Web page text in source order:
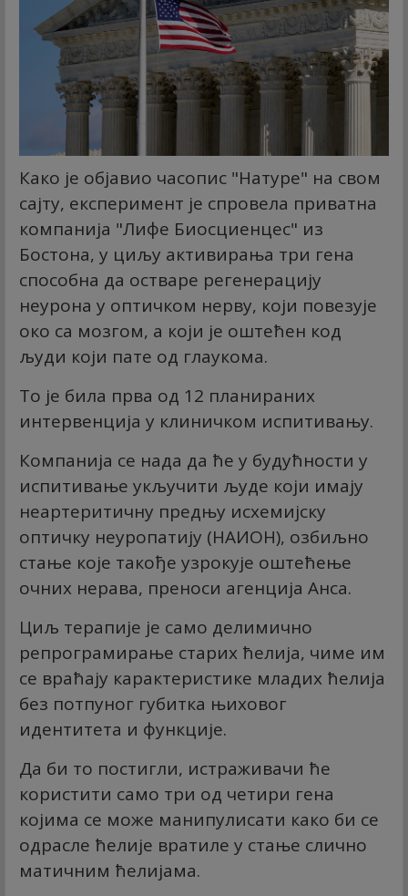
Како је објавио часопис "Натуре" на свом
сајту, експеримент је спровела приватна
компанија "Лифе Биосциенцес" из
Бостона, у циљу активирања три гена
способна да остваре регенерацију
неурона у оптичком нерву, који повезује
око са мозгом, а који је оштећен код
људи који пате од глаукома.
То је била прва од 12 планираних
интервенција у клиничком испитивању.
Компанија се нада да ће у будућности у
испитивање укључити људе који имају
неартеритичну предњу исхемијску
оптичку неуропатију (НАИОН), озбиљно
стање које такође узрокује оштећење
очних нерава, преноси агенција Анса.
Циљ терапије је само делимично
репрограмирање старих ћелија, чиме им
се враћају карактеристике младих ћелија
без потпуног губитка њиховог
идентитета и функције.
Да би то постигли, истраживачи ће
користити само три од четири гена
којима се може манипулисати како би се
одрасле ћелије вратиле у стање слично
матичним ћелијама.